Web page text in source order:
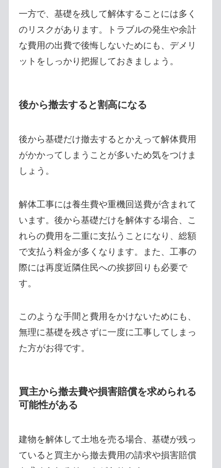
一方で、基礎を残して解体することには多く
のリスクがあります。トラブルの発生や余計
な費用の出費で後悔しないためにも、デメリ
ットをしっかり把握しておきましょう。
後から撤去すると割高になる
後から基礎だけ撤去するとかえって解体費用
がかかってしまうことが多いため気をつけま
しょう。
解体工事には養生費や重機回送費が含まれて
います。後から基礎だけを解体する場合、こ
れらの費用を二重に支払うことになり、総額
で支払う料金が多くなります。また、工事の
際には再度近隣住民への挨拶回りも必要で
す。
このような手間と費用をかけないためにも、
無理に基礎を残さずに一度に工事してしまっ
た方がお得です。
買主から撤去費や損害賠償を求められる
可能性がある
建物を解体して土地を売る場合、基礎が残っ
ていると買主から撤去費用の請求や損害賠償